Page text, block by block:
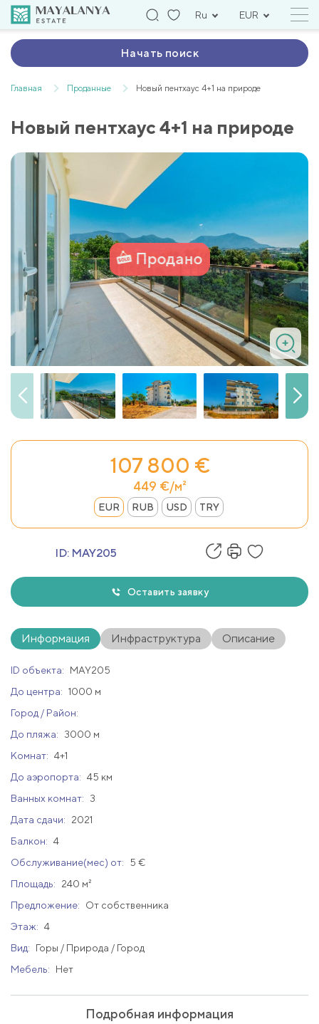
Ru EUR
Начать поиск
Главная Проданные Новый пентхаус 4+1 на природе
Новый пентхаус 4+1 на природе
Продано
107 800 €
449 €/м²
EUR RUB USD TRY
ID: MAY205
Оставить заявку
Информация Инфраструктура Описание
ID объекта:
MAY205
До центра: 1000 м
Город / Район:
До пляжа:
3000 м
Комнат: 4+1
До аэропорта: 45 км
Ванных комнат:
3
Дата сдачи:
2021
Балкон: 4
Обслуживание(мес) от:
5 €
Площадь:
240 м²
Предложение:
От собственника
Этаж: 4
Вид:
Горы / Природа / Город
Мебель:
Нет
Подробная информация